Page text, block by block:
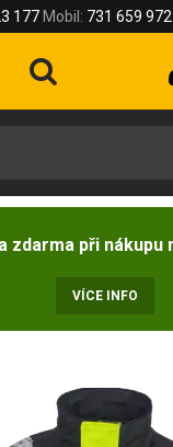
177 Mobil: 731 659 972
zdarma při nákupu
VÍCE INFO